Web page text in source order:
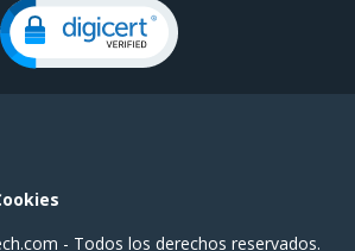
- Todos los derechos reservados.